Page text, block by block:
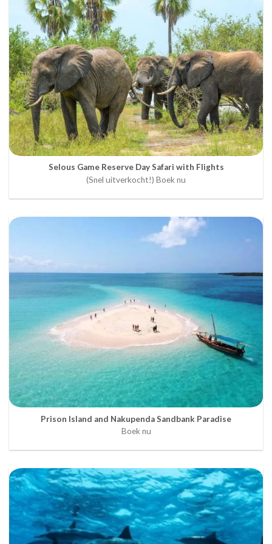
Selous Game Reserve Day Safari with Flights
(Snel uitverkocht!) Boek nu
Prison Island and Nakupenda Sandbank Paradise
Boek nu